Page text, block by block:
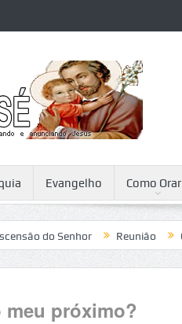
Evangelho Como
do Senhor Reunião
meu próximo?